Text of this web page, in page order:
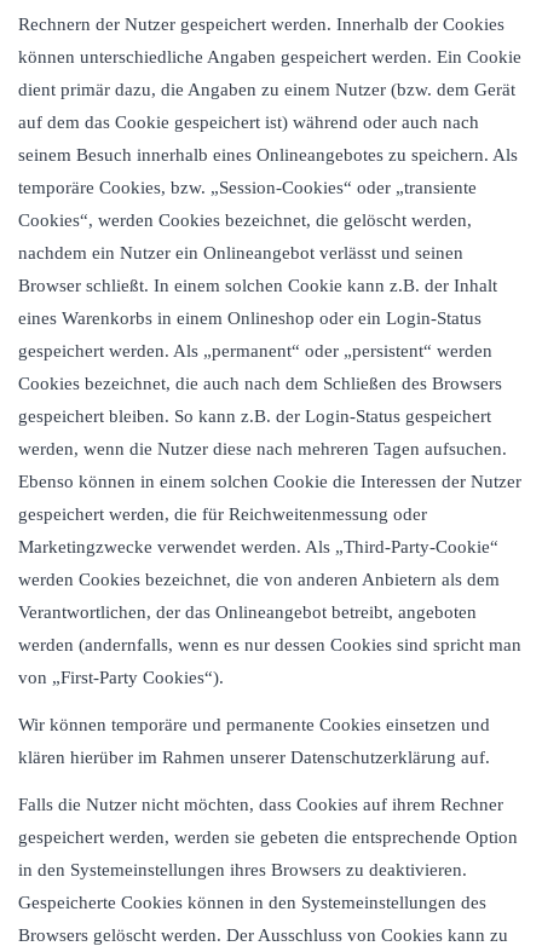
Rechnern der Nutzer gespeichert werden. Innerhalb der Cookies
können unterschiedliche Angaben gespeichert werden. Ein Cookie
dient primär dazu, die Angaben zu einem Nutzer (bzw. dem Gerät
auf dem das Cookie gespeichert ist) während oder auch nach
seinem Besuch innerhalb eines Onlineangebotes zu speichern. Als
temporäre Cookies, bzw. „Session-Cookies“ oder „transiente
Cookies“, werden Cookies bezeichnet, die gelöscht werden,
nachdem ein Nutzer ein Onlineangebot verlässt und seinen
Browser schließt. In einem solchen Cookie kann z.B. der Inhalt
eines Warenkorbs in einem Onlineshop oder ein Login-Status
gespeichert werden. Als „permanent“ oder „persistent“ werden
Cookies bezeichnet, die auch nach dem Schließen des Browsers
gespeichert bleiben. So kann z.B. der Login-Status gespeichert
werden, wenn die Nutzer diese nach mehreren Tagen aufsuchen.
Ebenso können in einem solchen Cookie die Interessen der Nutzer
gespeichert werden, die für Reichweitenmessung oder
Marketingzwecke verwendet werden. Als „Third-Party-Cookie“
werden Cookies bezeichnet, die von anderen Anbietern als dem
Verantwortlichen, der das Onlineangebot betreibt, angeboten
werden (andernfalls, wenn es nur dessen Cookies sind spricht man
von „First-Party Cookies“).
Wir können temporäre und permanente Cookies einsetzen und
klären hierüber im Rahmen unserer Datenschutzerklärung auf.
Falls die Nutzer nicht möchten, dass Cookies auf ihrem Rechner
gespeichert werden, werden sie gebeten die entsprechende Option
in den Systemeinstellungen ihres Browsers zu deaktivieren.
Gespeicherte Cookies können in den Systemeinstellungen des
Browsers gelöscht werden. Der Ausschluss von Cookies kann zu